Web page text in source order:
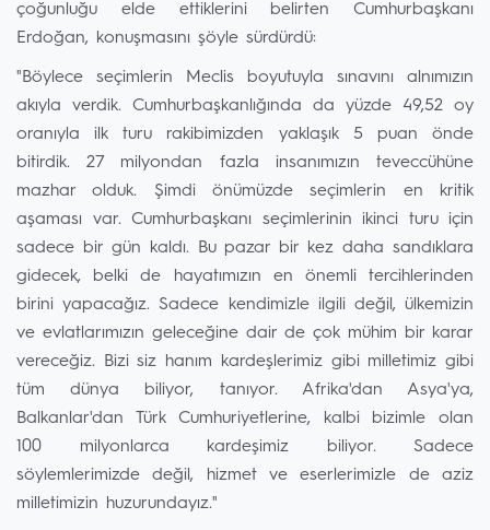
çoğunluğu elde ettiklerini belirten Cumhurbaşkanı
Erdoğan, konuşmasını şöyle sürdürdü:
"Böylece seçimlerin Meclis boyutuyla sınavını alnımızın
akıyla verdik. Cumhurbaşkanlığında da yüzde 49,52 oy
oranıyla ilk turu rakibimizden yaklaşık 5 puan önde
bitirdik. 27 milyondan fazla insanımızın teveccühüne
mazhar olduk. Şimdi önümüzde seçimlerin en kritik
aşaması var. Cumhurbaşkanı seçimlerinin ikinci turu için
sadece bir gün kaldı. Bu pazar bir kez daha sandıklara
gidecek, belki de hayatımızın en önemli tercihlerinden
birini yapacağız. Sadece kendimizle ilgili değil, ülkemizin
ve evlatlarımızın geleceğine dair de çok mühim bir karar
vereceğiz. Bizi siz hanım kardeşlerimiz gibi milletimiz gibi
tüm dünya biliyor, tanıyor. Afrika'dan Asya'ya,
Balkanlar'dan Türk Cumhuriyetlerine, kalbi bizimle olan
100 milyonlarca kardeşimiz biliyor. Sadece
söylemlerimizde değil, hizmet ve eserlerimizle de aziz
milletimizin huzurundayız."